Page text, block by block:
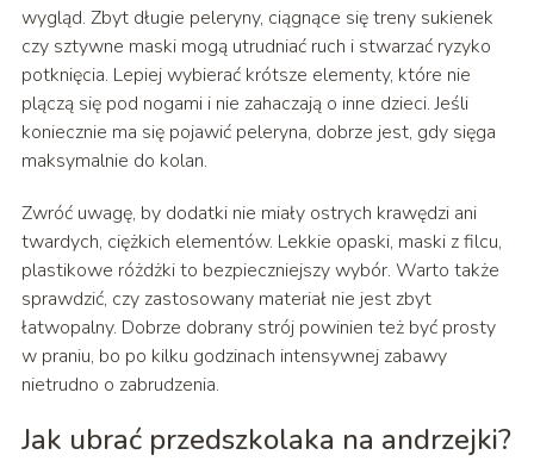
wygląd. Zbyt długie peleryny, ciągnące się treny sukienek
czy sztywne maski mogą utrudniać ruch i stwarzać ryzyko
potknięcia. Lepiej wybierać krótsze elementy, które nie
plączą się pod nogami i nie zahaczają o inne dzieci. Jeśli
koniecznie ma się pojawić peleryna, dobrze jest, gdy sięga
maksymalnie do kolan.
Zwróć uwagę, by dodatki nie miały ostrych krawędzi ani
twardych, ciężkich elementów. Lekkie opaski, maski z filcu,
plastikowe różdżki to bezpieczniejszy wybór. Warto także
sprawdzić, czy zastosowany materiał nie jest zbyt
łatwopalny. Dobrze dobrany strój powinien też być prosty
w praniu, bo po kilku godzinach intensywnej zabawy
nietrudno o zabrudzenia.
Jak ubrać przedszkolaka na andrzejki?